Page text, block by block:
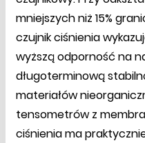
mniejszych niż 15%
czujnik ciśnienia
wyższą odporność na
długoterminową
materiałów
tensometrów z
ciśnienia ma